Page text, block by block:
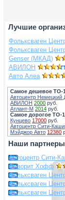
Лучшие
Фольксваген
Фольксваген
Genser (МКАД)
АВИЛОН
Авто Алеа
Самое дешевое ТО-
Автоцентр Немецкий
АВИЛОН 2000 руб.
Атлант-М 2014 руб.
Самое дорогое ТО-
Кунцево 17000 руб.
Автоцентр Сити-
Мэйджор Авто 12380
Наши
Автоцентр Сити-
Фаворит Хофф
Фольксваген
Фольксваген
Фольксваген